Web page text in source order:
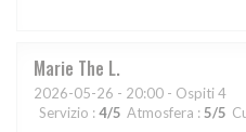
Marie The L
2026-05-26 - 20:00 - Ospiti 4
Servizio : 4/5 Atmosfera : 5/5